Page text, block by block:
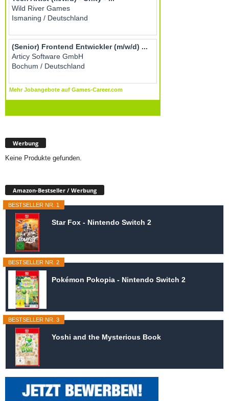
Werbung
Keine Produkte gefunden.
Amazon-Bestseller / Werbung
BESTSELLER NR. 1
Star Fox - Nintendo Switch 2
BESTSELLER NR. 2
Pokémon Pokopia - Nintendo Switch 2
BESTSELLER NR. 3
Yoshi and the Mysterious Book